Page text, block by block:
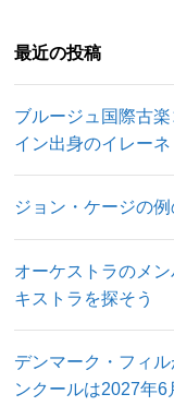
最近の投稿
ブルージュ国際古
イン出身のイレー
ジョン・ケージの
オーケストラのメ
キストラを探そう
デンマーク・フィ
ンクールは2027年6